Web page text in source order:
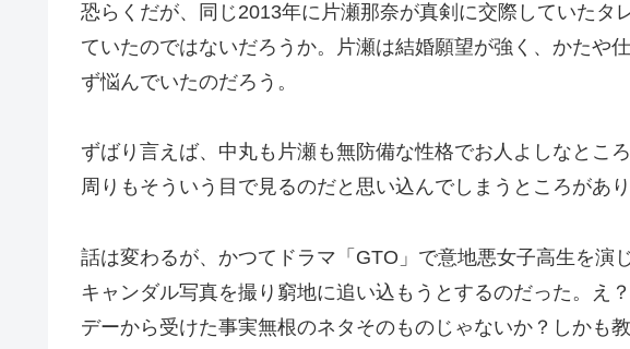
恐らくだが、同じ2013年に片瀬那奈が真剣に交際していたタ
ていたのではないだろうか。片瀬は結婚願望が強く、かたや
ず悩んでいたのだろう。
ずばり言えば、中丸も片瀬も無防備な性格でお人よしなとこ
周りもそういう目で見るのだと思い込んでしまうところがあり
話は変わるが、かつてドラマ「GTO」で意地悪女子高生を演
キャンダル写真を撮り窮地に追い込もうとするのだった。え
デーから受けた事実無根のネタそのものじゃないか？しかも